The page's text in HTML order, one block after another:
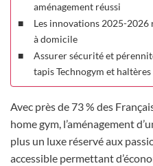
aménagement réussi
Les innovations 2025-
à domicile
Assurer sécurité et
tapis Technogym et haltères
Avec près de 73 % des
home gym, l’aménagement
plus un luxe réservé aux
accessible permettant